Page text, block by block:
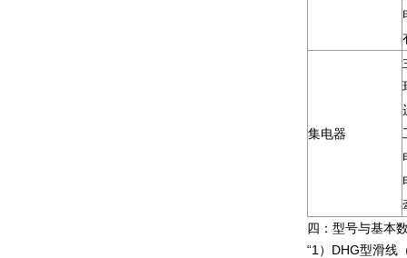
集电器
四：型号与基本
“1）DHG型滑线